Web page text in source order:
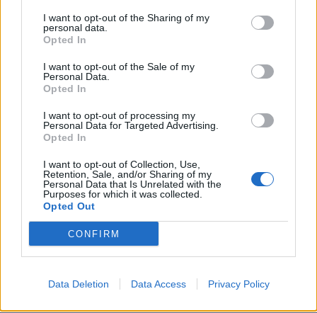
I want to opt-out of the Sharing of my
personal data.
Opted In
I want to opt-out of the Sale of my
Personal Data.
Opted In
I want to opt-out of processing my
Personal Data for Targeted Advertising.
Opted In
I want to opt-out of Collection, Use,
Retention, Sale, and/or Sharing of my
Personal Data that Is Unrelated with the
Purposes for which it was collected.
Opted Out
CONFIRM
Data Deletion Data Access Privacy Policy
12 ετών
Διοργάνωση: SoulFood Thessaloniki | The Hoppy Pub